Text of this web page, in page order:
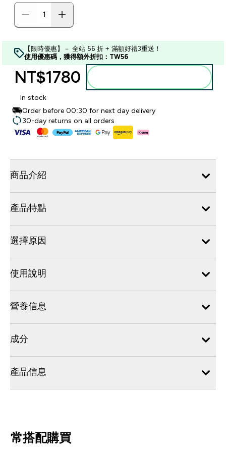
【限時優惠】－ 全站 56 折 + 滿額好禮3重送！
使用優惠碼，獲得額外折扣：TW56
NT$1780‎
In stock
Order before 00:30 for next day delivery
30-day returns on all orders
商品介紹
產品特點
選擇原因
使用說明
營養信息
成分
產品信息
常搭配購買